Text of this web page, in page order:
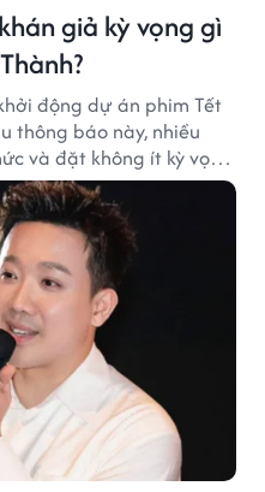
giả kỳ vọng gì
động dự án phim Tết
thông báo này, nhiều
và đặt không ít kỳ vọng